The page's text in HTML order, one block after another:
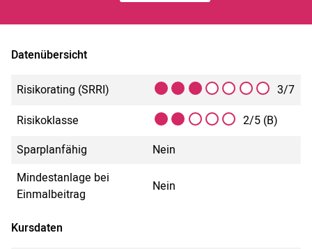
Datenübersicht
Risikorating (SRRI)
3/7
Risikoklasse
2/5 (B)
Sparplanfähig
Nein
Mindestanlage bei
Einmalbeitrag
Nein
Kursdaten